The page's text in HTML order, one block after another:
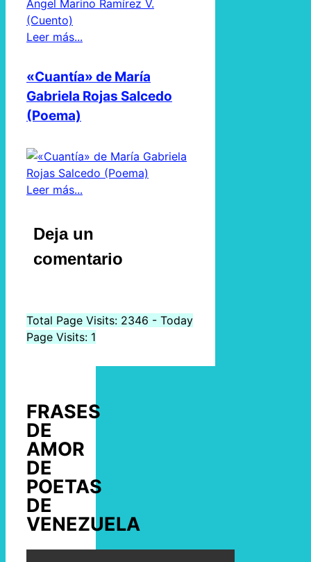
Leer más...
«Cuantía» de María
Gabriela Rojas Salcedo
(Poema)
Leer más...
Deja un
comentario
Total Page Visits: 2346 - Today
Page Visits: 1
FRASES
DE
AMOR
DE
POETAS
DE
VENEZUELA